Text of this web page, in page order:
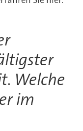
Welche
im